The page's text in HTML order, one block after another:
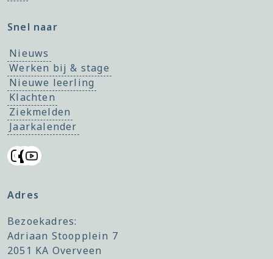
Snel naar
Nieuws
Werken bij & stage
Nieuwe leerling
Klachten
Ziekmelden
Jaarkalender
Adres
Bezoekadres:
Adriaan Stoopplein 7
2051 KA Overveen